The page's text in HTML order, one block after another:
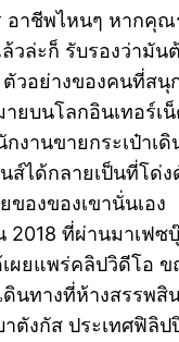
อาชีพไหนๆ หากคุ
ล่ะก็ รับรองว่ามัน
อย่างของคนที่สนุ
ยบนโลกอินเทอร์เ
งานขายกระเป๋าเ
ส์ได้กลายเป็นที่โด่ง
ยของของเขานั่นเอ
2018 ที่ผ่านมาเฟซ
เผยแพร่คลิปวิดีโอ
ดินทางที่ห้างสรรพสิ
ตังกัส ประเทศฟิลิป